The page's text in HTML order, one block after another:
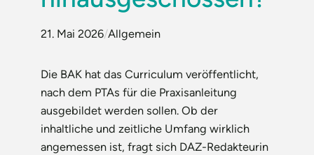
21. Mai 2026/Allgemein
Die BAK hat das Curriculum veröffentlicht,
nach dem PTAs für die Praxisanleitung
ausgebildet werden sollen. Ob der
inhaltliche und zeitliche Umfang wirklich
angemessen ist, fragt sich DAZ-Redakteurin